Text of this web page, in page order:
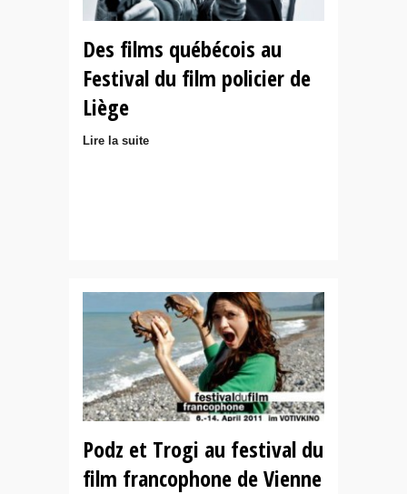
Des films québécois au
Festival du film policier de
Liège
Lire la suite
Podz et Trogi au festival du
film francophone de Vienne